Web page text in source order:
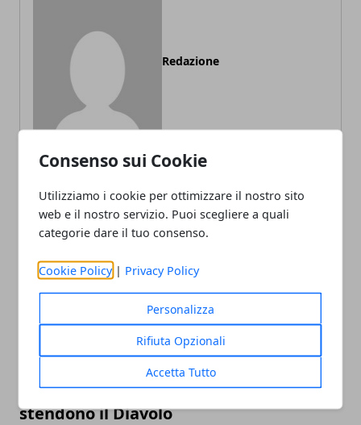
Consenso sui Cookie
Utilizziamo i cookie per ottimizzare il nostro sito
web e il nostro servizio. Puoi scegliere a quali
categorie dare il tuo consenso.
Cookie Policy | Privacy Policy
Personalizza
Rifiuta Opzionali
Accetta Tutto
Redazione
ARTICOLI CORRELATI
Milan, crollo a Firenze: Gonzalez-Jovic
stendono il Diavolo